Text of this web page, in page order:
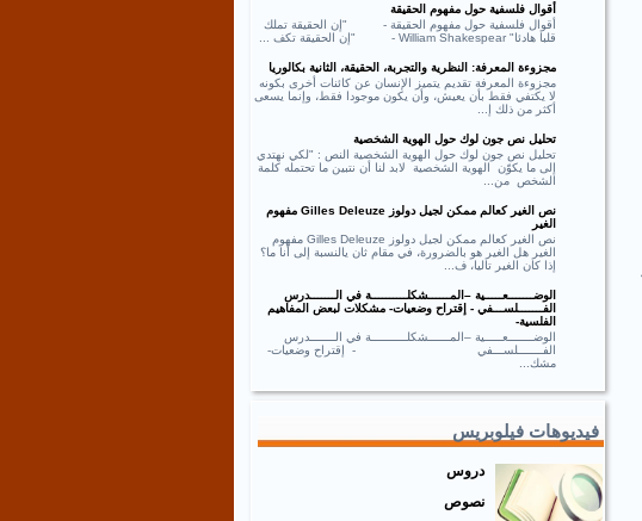
أقوال فلسفية حول مفهوم الحقيقة
أقوال فلسفية حول مفهوم الحقيقة - "إن الحقيقة تملك
قلبا هادئا" William Shakespear - "إن الحقيقة تكف ...
مجزوءة المعرفة: النظرية والتجربة، الحقيقة، الثانية بكالوريا
مجزوءة المعرفة تقديم يتميز الإنسان عن كائنات أخرى بكونه
لا يكتفي فقط بأن يعيش، وأن يكون موجودا فقط، وإنما يسعى
أكثر من ذلك إ...
تحليل نص جون لوك حول الهوية الشخصية
تحليل نص جون لوك حول الهوية الشخصية النص : "لكي نهتدي
إلى ما يكوّن الهوية الشخصية لابد لنا أن نتبين ما تحتمله كلمة
الشخص من...
نص الغير كعالم ممكن لجيل دولوز Gilles Deleuze مفهوم
الغير
نص الغير كعالم ممكن لجيل دولوز Gilles Deleuze مفهوم
الغير هل الغير هو بالضرورة، في مقام ثان يالنسبة إلى أنا ما؟
إذا كان الغير تاليا، ف...
الوضـــــــعـــــية –المــــــشكلــــــــــة في الـــــــدرس
الفـــــــلســـفي - إقتراح وضعيات- مشكلات لبعض المفاهيم
الفلسية-
الوضـــــــعـــــية –المــــــشكلــــــــــة في الـــــــدرس
الفـــــــلســـفي - إقتراح وضعيات-
مشك...
فيديوهات فيلوبريس
دروس
نصوص